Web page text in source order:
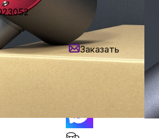
Сумки и чемоданы
Для дома и дачи
Нашли дешевле?
Заказать
Кредит от 187 ₽/мес